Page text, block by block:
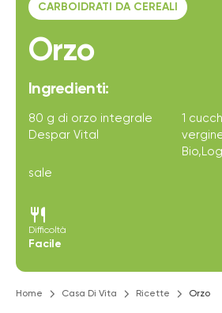
CARBOIDRATI DA CEREALI
Orzo
Ingredienti:
80 g di orzo integrale
Despar Vital
1
sale
restaurant
Difficoltà
Facile
Home Casa Di Vita Ricette Orzo